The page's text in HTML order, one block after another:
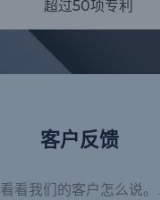
超过50项专利
客户反馈
看看我们的客户怎么说。.